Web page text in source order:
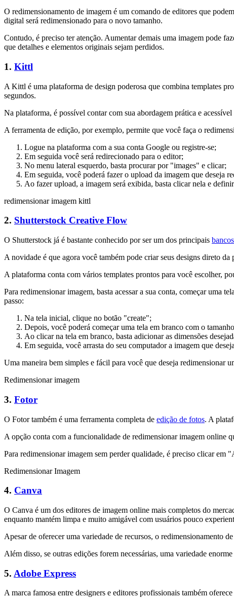
O redimensionamento de imagem é um comando de editores que
digital será redimensionado para o novo tamanho.
Contudo, é preciso ter atenção. Aumentar demais uma imagem pode
que detalhes e elementos originais sejam perdidos.
1. Kittl
A Kittl é uma plataforma de design poderosa que combina templates
segundos.
Na plataforma, é possível contar com sua abordagem prática e
A ferramenta de edição, por exemplo, permite que você faça o
Logue na plataforma com a sua conta Google ou registre-se;
Em seguida você será redirecionado para o editor;
No menu lateral esquerdo, basta procurar por "images" e clicar;
Em seguida, você poderá fazer o upload da imagem que deseja
Ao fazer upload, a imagem será exibida, basta clicar nela e
redimensionar imagem kittl
2. Shutterstock Creative Flow
O Shutterstock já é bastante conhecido por ser um dos principais
A novidade é que agora você também pode criar seus designs direto
A plataforma conta com vários templates prontos para você escolher,
Para redimensionar imagem, basta acessar a sua conta, começar uma
passo:
Na tela inicial, clique no botão "create";
Depois, você poderá começar uma tela em branco com o
Ao clicar na tela em branco, basta adicionar as dimensões
Em seguida, você arrasta do seu computador a imagem que
Uma maneira bem simples e fácil para você que deseja redimensionar
Redimensionar imagem
3. Fotor
O Fotor também é uma ferramenta completa de edição de fotos. A
A opção conta com a funcionalidade de redimensionar imagem online
Para redimensionar imagem sem perder qualidade, é preciso clicar
Redimensionar Imagem
4. Canva
O Canva é um dos editores de imagem online mais completos do
enquanto mantém limpa e muito amigável com usuários pouco
Apesar de oferecer uma variedade de recursos, o redimensionamento
Além disso, se outras edições forem necessárias, uma variedade
5. Adobe Express
A marca famosa entre designers e editores profissionais também